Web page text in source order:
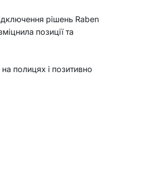
рішень Raben
позиції та
полицях і позитивно